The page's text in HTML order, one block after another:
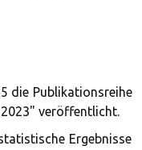
die Publikationsreihe
veröffentlicht.
Ergebnisse